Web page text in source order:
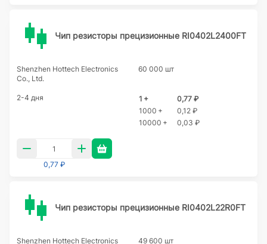
Чип резисторы прецизионные RI0402L2400FT
Shenzhen Hottech Electronics
Co., Ltd.
60 000 шт
2-4 дня 1 +
0,77 ₽
1000 +
0,12 ₽
10000 +
0,03 ₽
0,77 ₽
Чип резисторы прецизионные RI0402L22R0FT
Shenzhen Hottech Electronics
49 600 шт